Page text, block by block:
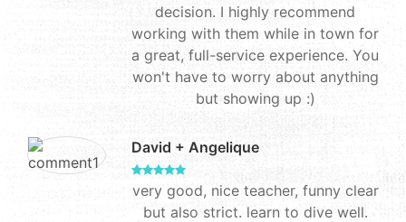
decision. I highly recommend
working with them while in town for
a great, full-service experience. You
won't have to worry about anything
but showing up :)
David + Angelique
very good, nice teacher, funny clear
but also strict. learn to dive well.